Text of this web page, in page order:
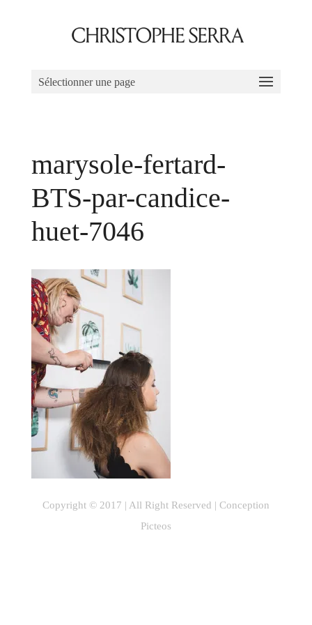
Sélectionner une page
marysole-fertard-
BTS-par-candice-
huet-7046
Copyright © 2017 | All Right Reserved | Conception
Picteos